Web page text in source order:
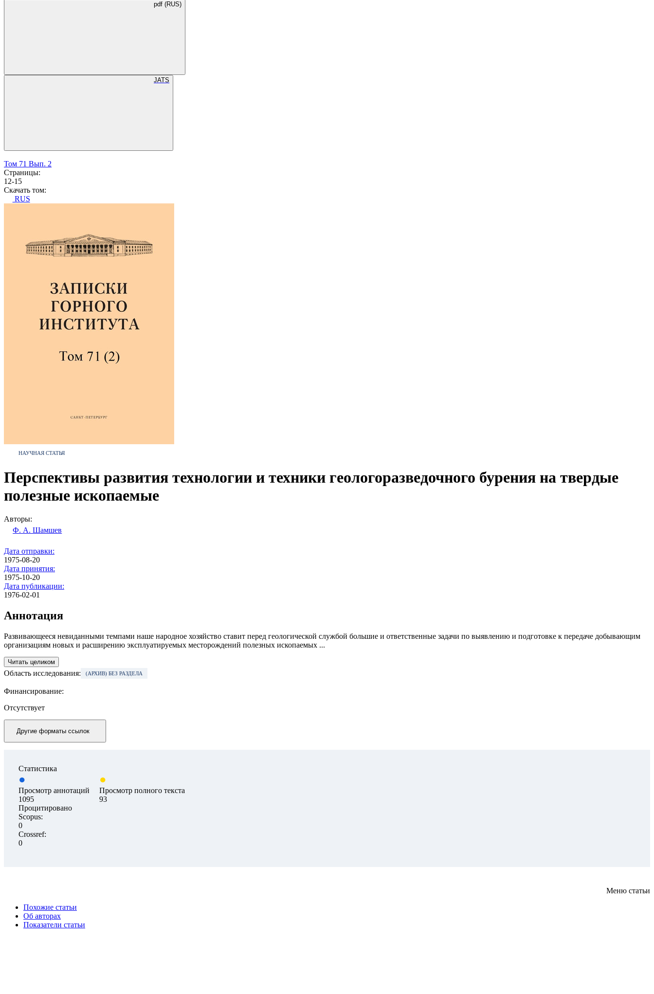
pdf (RUS)
JATS
Том 71 Вып. 2
Страницы:
12-15
Скачать том:
RUS
НАУЧНАЯ СТАТЬЯ
Перспективы развития технологии и техники геологоразведочного бурения на твердые
полезные ископаемые
Авторы:
Ф. А. Шамшев
Дата отправки:
1975-08-20
Дата принятия:
1975-10-20
Дата публикации:
1976-02-01
Аннотация
Развивающееся невиданными темпами наше народное хозяйство ставит перед геологической службой большие и ответственные задачи по выявлению и подго­товке к передаче добывающим
организациям новых и расширению эксплуатируе­мых месторождений полезных ископаемых ...
Читать целиком
Область исследования: (АРХИВ) БЕЗ РАЗДЕЛА
Финансирование:
Отсутствует
Другие форматы ссылок
Статистика
Просмотр аннотаций
1095
Просмотр полного текста
93
Процитировано
Scopus:
0
Crossref:
0
Меню статьи
Похожие статьи
Об авторах
Показатели статьи